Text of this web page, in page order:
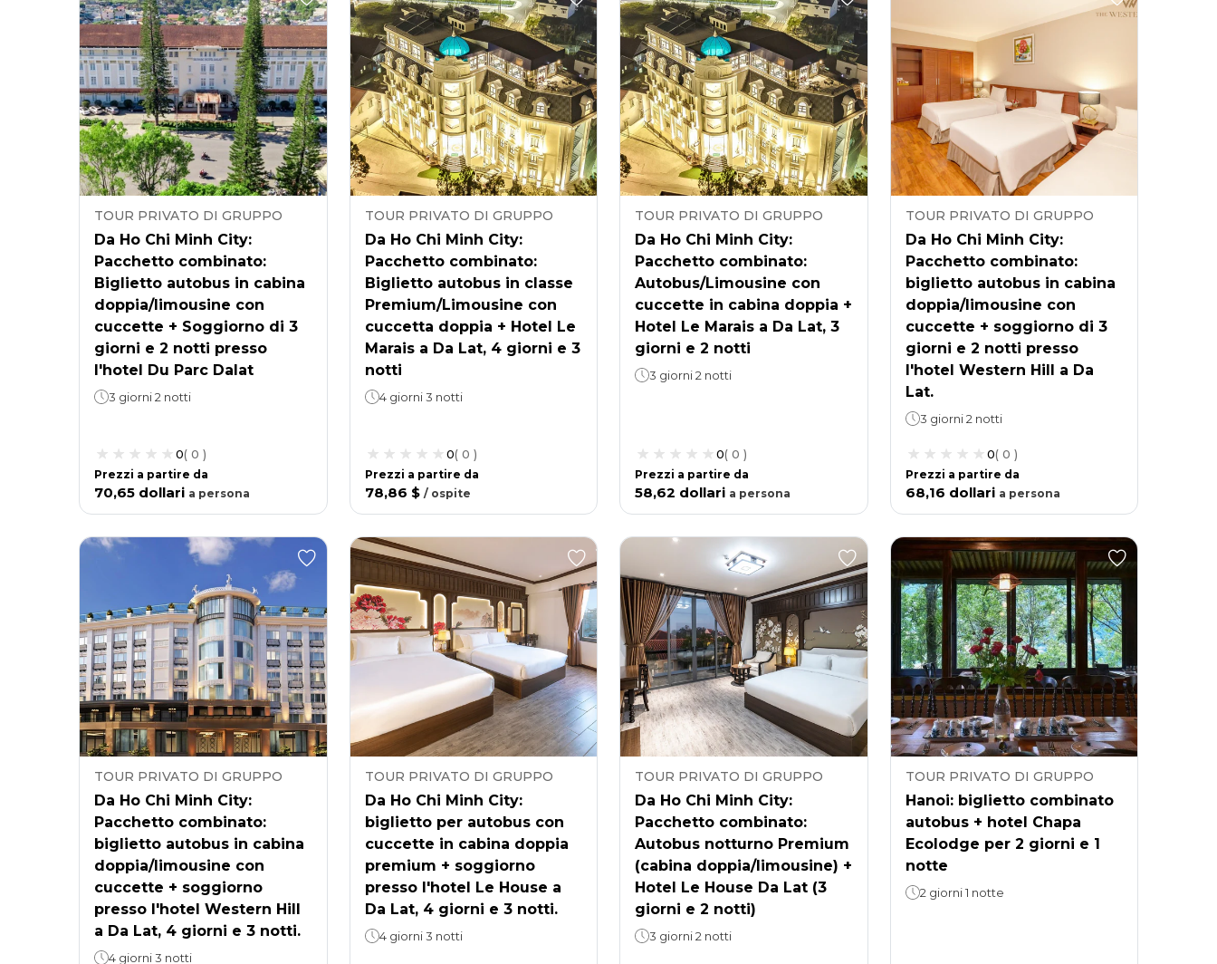
TOUR PRIVATO DI GRUPPO
Da Ho Chi Minh City:
Pacchetto combinato:
Biglietto autobus in cabina
doppia/limousine con
cuccette + Soggiorno di 3
giorni e 2 notti presso
l'hotel Du Parc Dalat
3 giorni 2 notti
0( 0 )
Prezzi a partire da
70,65 dollari a persona
TOUR PRIVATO DI GRUPPO
Da Ho Chi Minh City:
Pacchetto combinato:
Biglietto autobus in classe
Premium/Limousine con
cuccetta doppia + Hotel Le
Marais a Da Lat, 4 giorni e 3
notti
4 giorni 3 notti
0( 0 )
Prezzi a partire da
78,86 $ / ospite
TOUR PRIVATO DI GRUPPO
Da Ho Chi Minh City:
Pacchetto combinato:
Autobus/Limousine con
cuccette in cabina doppia +
Hotel Le Marais a Da Lat, 3
giorni e 2 notti
3 giorni 2 notti
0( 0 )
Prezzi a partire da
58,62 dollari a persona
TOUR PRIVATO DI GRUPPO
Da Ho Chi Minh City:
Pacchetto combinato:
biglietto autobus in cabina
doppia/limousine con
cuccette + soggiorno di 3
giorni e 2 notti presso
l'hotel Western Hill a Da
Lat.
3 giorni 2 notti
0( 0 )
Prezzi a partire da
68,16 dollari a persona
TOUR PRIVATO DI GRUPPO
Da Ho Chi Minh City:
Pacchetto combinato:
biglietto autobus in cabina
doppia/limousine con
cuccette + soggiorno
presso l'hotel Western Hill
a Da Lat, 4 giorni e 3 notti.
4 giorni 3 notti
TOUR PRIVATO DI GRUPPO
Da Ho Chi Minh City:
biglietto per autobus con
cuccette in cabina doppia
premium + soggiorno
presso l'hotel Le House a
Da Lat, 4 giorni e 3 notti.
4 giorni 3 notti
TOUR PRIVATO DI GRUPPO
Da Ho Chi Minh City:
Pacchetto combinato:
Autobus notturno Premium
(cabina doppia/limousine) +
Hotel Le House Da Lat (3
giorni e 2 notti)
3 giorni 2 notti
TOUR PRIVATO DI GRUPPO
Hanoi: biglietto combinato
autobus + hotel Chapa
Ecolodge per 2 giorni e 1
notte
2 giorni 1 notte